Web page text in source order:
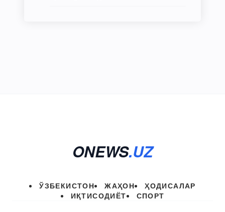
ONEWS.UZ
ЎЗБЕКИСТОН ЖАҲОН
ҲОДИСАЛАР
ИҚТИСОДИЁТ
СПОРТ